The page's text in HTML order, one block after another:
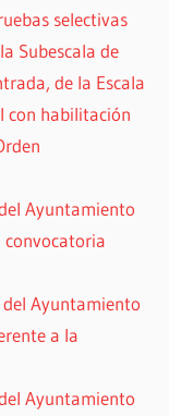
selectivas
Subescala de
de la Escala
con habilitación
Ayuntamiento
convocatoria
Ayuntamiento
a la
Ayuntamiento